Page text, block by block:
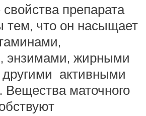
препарата
тем, что он насыщает
энзимами, жирными
другими активными
маточного